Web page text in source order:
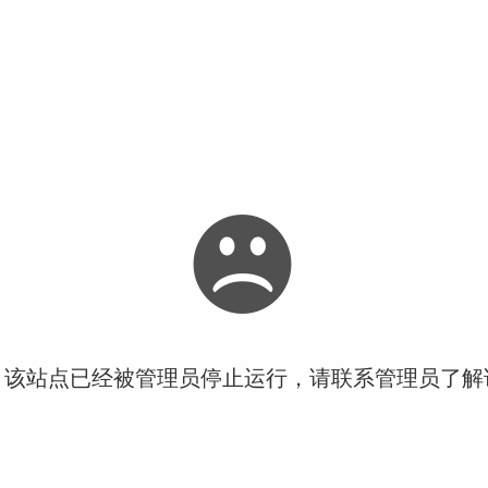
站点已经被管理员停止运行，请联系管理员了